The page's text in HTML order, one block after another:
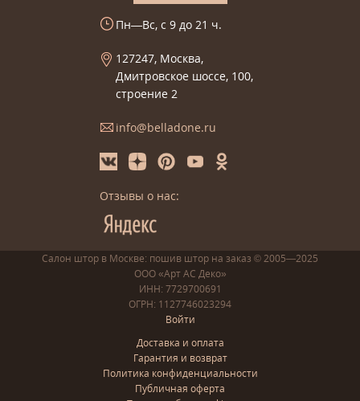
Пн—Вс, с 9 до 21 ч.
127247, Москва,
Дмитровское шоссе, 100,
строение 2
info@belladone.ru
Отзывы о нас:
Салон штор в Москве: пошив штор на заказ © 2005—2025
ООО «Арт АС Деко»
ИНН: 7729700691
ОГРН: 1127746023294
Войти
Доставка и оплата
Гарантия и возврат
Политика конфиденциальности
Публичная оферта